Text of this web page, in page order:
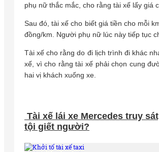
phụ nữ thắc mắc, cho rằng tài xế lấy giá
Sau đó, tài xế cho biết giá tiền cho mỗi
đồng/km. Người phụ nữ lúc này tiếp tục
Tài xế cho rằng do đi lịch trình đi khác
xế, vì cho rằng tài xế phải chọn cung
hai vị khách xuống xe.
Tài xế lái xe Mercedes truy
tội giết người?